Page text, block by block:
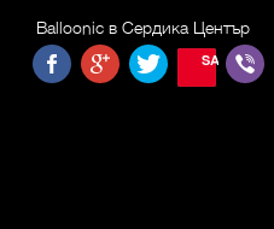
Balloonic в Сердика Център
SAVE